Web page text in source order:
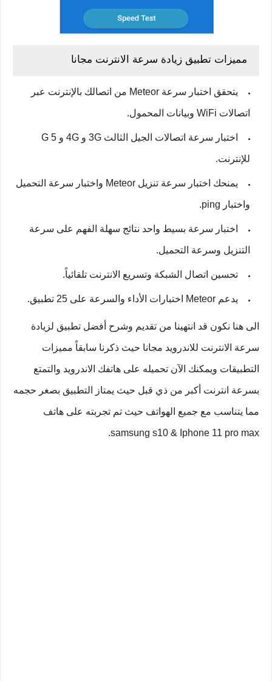
مميزات تطبيق زيادة سرعة الانترنت مجانا
يتحقق اختبار سرعة Meteor من اتصالك بالإنترنت عبر
اتصالات WiFi وبيانات المحمول.
اختبار سرعة اتصالات الجيل الثالث 3G و 4G و 5 G
للإنترنت.
يمنحك اختبار سرعة تنزيل Meteor واختبار سرعة التحميل
واختبار ping.
اختبار سرعة بسيط واحد نتائج سهلة الفهم على سرعة
التنزيل وسرعة التحميل.
تحسين اتصال الشبكة وتسريع الانترنت تلقائياً.
يدعم Meteor اختبارات الأداء والسرعة على 25 تطبيق.
الى هنا نكون قد انتهينا من تقديم وشرح أفضل تطبيق لزيادة
سرعة الانترنت للاندرويد مجانا حيث ذكرنا سابقاً مميزات
التطبيقات ويمكنك الآن تحميله على هاتفك الاندرويد والتمتع
بسرعة انترنت أكبر من ذي قبل حيث يمتاز التطبيق بصغر حجمه
مما يتناسب مع جميع الهواتف حيث تم تجربته على هاتف
samsung s10 & Iphone 11 pro max.